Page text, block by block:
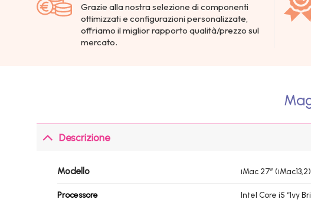
Grazie alla nostra selezione di componenti
ottimizzati e configurazioni personalizzate,
offriamo il miglior rapporto qualità/prezzo sul
mercato.
Descrizione
Modello iMac 27″
Processore Intel Core i5 “Ivy